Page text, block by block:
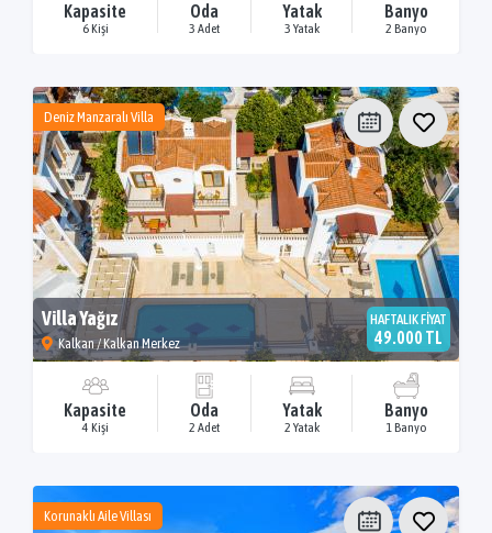
Kapasite
6 Kişi
Oda
3 Adet
Yatak
3 Yatak
Banyo
2 Banyo
Deniz Manzaralı Villa
Villa Yağız
Kalkan / Kalkan Merkez
HAFTALIK FİYAT
49.000 TL
Kapasite
4 Kişi
Oda
2 Adet
Yatak
2 Yatak
Banyo
1 Banyo
Korunaklı Aile Villası